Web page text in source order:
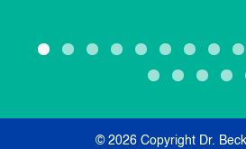
© 2026 Copyright Dr.